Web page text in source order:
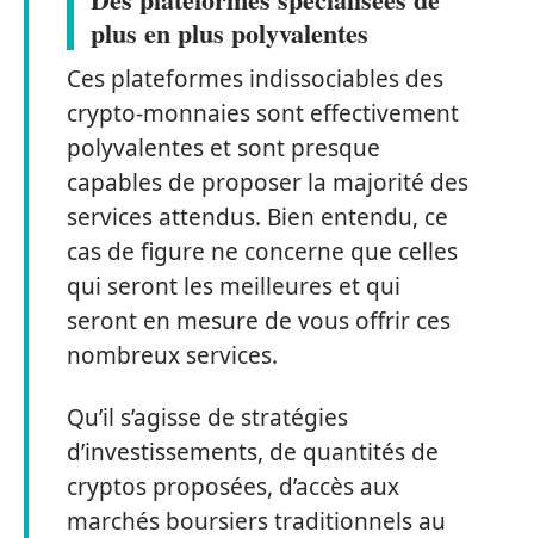
plus en plus polyvalentes
Ces plateformes indissociables des
crypto-monnaies sont effectivement
polyvalentes et sont presque
capables de proposer la majorité des
services attendus. Bien entendu, ce
cas de figure ne concerne que celles
qui seront les meilleures et qui
seront en mesure de vous offrir ces
nombreux services.
Qu’il s’agisse de stratégies
d’investissements, de quantités de
cryptos proposées, d’accès aux
marchés boursiers traditionnels au